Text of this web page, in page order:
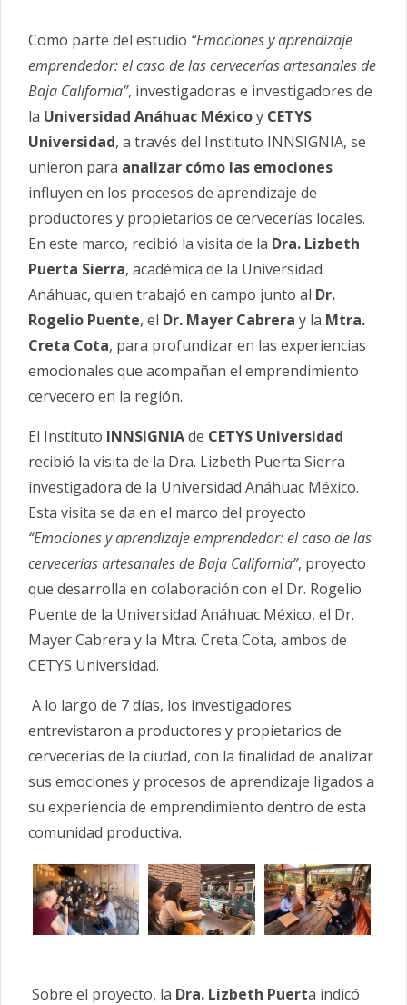
Como parte del estudio “Emociones y aprendizaje
emprendedor: el caso de las cervecerías artesanales de
Baja California”, investigadoras e investigadores de
la Universidad Anáhuac Méxicoy CETYS
Universidad, a través del Instituto INNSIGNIA, se
unieron para analizar cómo las emociones
influyen en los procesos de aprendizaje de
productores y propietarios de cervecerías locales.
En este marco, recibió la visita de la Dra. Lizbeth
Puerta Sierra, académica de la Universidad
Anáhuac, quien trabajó en campo junto al Dr.
Rogelio Puente, el Dr. Mayer Cabrera y la Mtra.
Creta Cota, para profundizar en las experiencias
emocionales que acompañan el emprendimiento
cervecero en la región.
El Instituto INNSIGNIAde CETYS Universidad
recibió la visita de la Dra. Lizbeth Puerta Sierra
investigadora de la Universidad Anáhuac México.
Esta visita se da en el marco del proyecto
“Emociones y aprendizaje emprendedor: el caso de las
cervecerías artesanales de Baja California”, proyecto
que desarrolla en colaboración con el Dr. Rogelio
Puente de la Universidad Anáhuac México, el Dr.
Mayer Cabrera y la Mtra. Creta Cota, ambos de
CETYS Universidad.
A lo largo de 7 días, los investigadores
entrevistaron a productores y propietarios de
cervecerías de la ciudad, con la finalidad de analizar
sus emociones y procesos de aprendizaje ligados a
su experiencia de emprendimiento dentro de esta
comunidad productiva.
Sobre el proyecto, la Dra. Lizbeth Puerta indicó